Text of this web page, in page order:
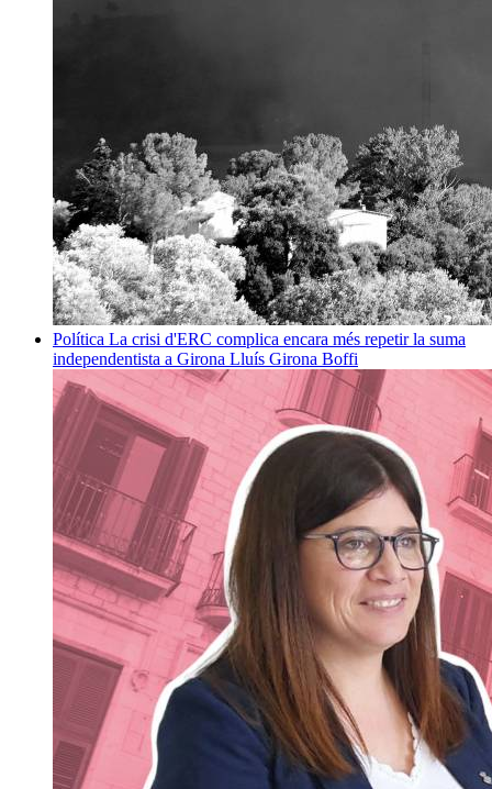
Política La crisi d'ERC complica encara més repetir la suma
independentista a Girona Lluís Girona Boffi